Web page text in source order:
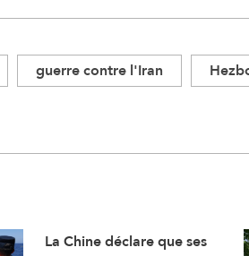
guerre contre l'Iran
La Chine déclare que ses